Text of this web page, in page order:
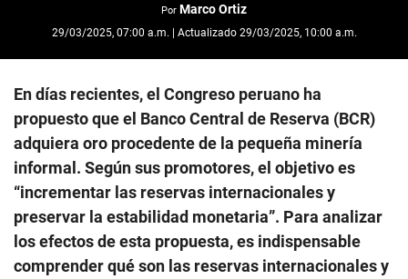
Por Marco Ortiz
29/03/2025, 07:00 a.m. | Actualizado 29/03/2025, 10:00 a.m.
En días recientes, el Congreso peruano ha
propuesto que el Banco Central de Reserva (BCR)
adquiera oro procedente de la pequeña minería
informal. Según sus promotores, el objetivo es
“incrementar las reservas internacionales y
preservar la estabilidad monetaria”. Para analizar
los efectos de esta propuesta, es indispensable
comprender qué son las reservas internacionales y